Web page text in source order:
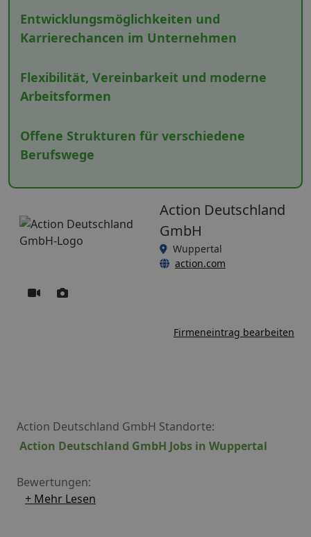
Entwicklungsmöglichkeiten und
Karrierechancen im Unternehmen
Flexibilität, Vereinbarkeit und moderne
Arbeitsformen
Offene Strukturen für verschiedene
Berufswege
Action Deutschland
GmbH
Wuppertal
action.com
Firmeneintrag bearbeiten
Action Deutschland GmbH Standorte:
Action Deutschland GmbH Jobs in Wuppertal
Bewertungen:
+ Mehr Lesen